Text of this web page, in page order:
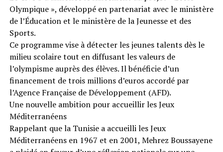
Olympique », développé en partenariat avec le ministère
de l’Éducation et le ministère de la Jeunesse et des
Sports.
Ce programme vise à détecter les jeunes talents dès le
milieu scolaire tout en diffusant les valeurs de
l’olympisme auprès des élèves. Il bénéficie d’un
financement de trois millions d’euros accordé par
l’Agence Française de Développement (AFD).
Une nouvelle ambition pour accueillir les Jeux
Méditerranéens
Rappelant que la Tunisie a accueilli les Jeux
Méditerranéens en 1967 et en 2001, Mehrez Boussayene